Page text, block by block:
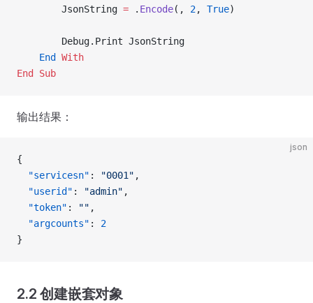
        JsonString
= . Encode(, 2, True)
        Debug.Print JsonString
    End
With
End Sub
输出结果：
json
{
  "servicesn"
: "0001" ,
  "userid"
: "admin" ,
  "token"
: "" ,
  "argcounts"
: 2
}
2.2 创建嵌套对象